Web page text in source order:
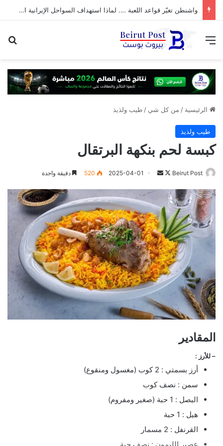
واشنطن تغيّر قواعد اللعبة …. لماذا استهداف السواحل الإيرانية الآن؟
القائمة
الرئيسية / من كل شي /طيب ولذيذ
طيب ولذيذ
كبسة لحم بنكهة البرتقال
Beirut Post
تابعأرسل
إلكترونيا
2025-04-01
520 دقيقة واحدة
المقادير
– للأرز :
أرز بسمتي : 2 كوب (مغسول ومنقوع)
سمن : نصف كوب
البصل : 1 حبة (صغير ومفروم)
هيل : 1 حبة
القرنفل : 2 مسمار